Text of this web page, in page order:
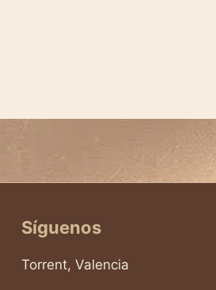
Síguenos
Torrent, Valencia